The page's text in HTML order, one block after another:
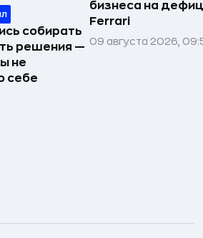
собирать
решения —
не
себе
бизнеса на
Ferrari
09 августа 2026,